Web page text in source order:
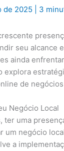
de 2025 3
seu alcance
ainda
explora
de
Negócio Local
uma
um negócio
a